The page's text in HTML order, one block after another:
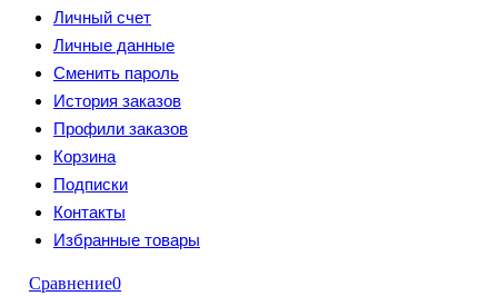
Личный счет
Личные данные
Сменить пароль
История заказов
Профили заказов
Корзина
Подписки
Контакты
Избранные товары
Сравнение0